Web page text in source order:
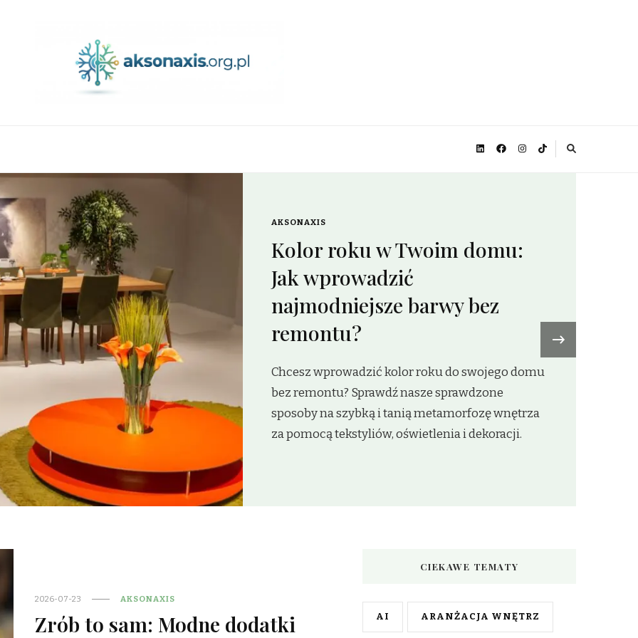
AKSONAXIS
Kolor roku w Twoim domu:
Jak wprowadzić
najmodniejsze barwy bez
remontu?
Chcesz wprowadzić kolor roku do swojego domu
bez remontu? Sprawdź nasze sprawdzone
sposoby na szybką i tanią metamorfozę wnętrza
za pomocą tekstyliów, oświetlenia i dekoracji.
2026-07-23 AKSONAXIS
Zrób to sam: Modne dodatki
CIEKAWE TEMATY
AI ARANŻACJA WNĘTRZ